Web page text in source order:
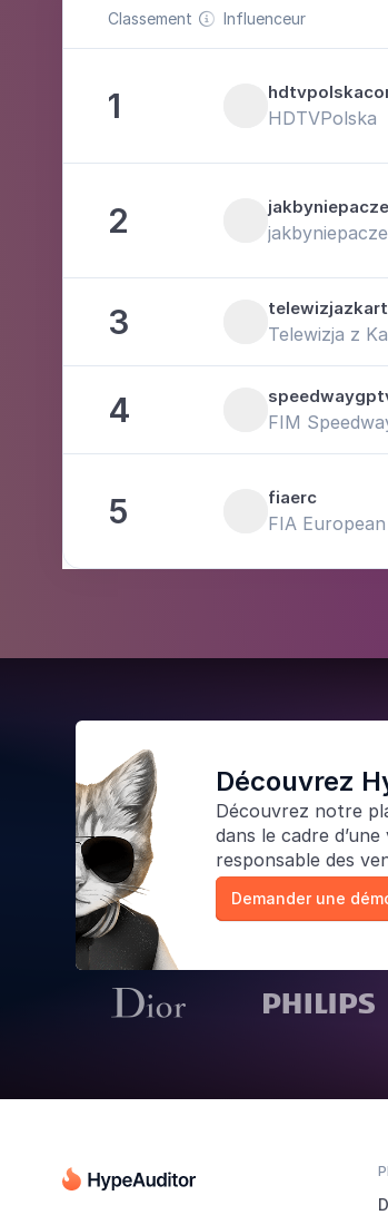
Classement  Influenceur
1 HDTVPolska
2
3 Telewizja z
4 FIM
5 fiaerc
FIA
Découvrez
Découvrez notre
dans le cadre
responsable des
Demander une